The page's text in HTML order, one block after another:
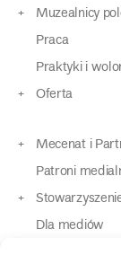
Muzealnicy
Praca
Praktyki i
Oferta
Mecenat i
Patroni
Dla mediów
Dla osób o